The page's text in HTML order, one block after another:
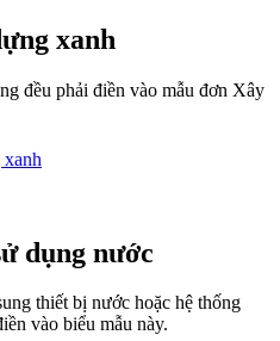
xanh
đều phải điền vào mẫu đơn Xây
dụng nước
thiết bị nước hoặc hệ thống
vào biểu mẫu này.